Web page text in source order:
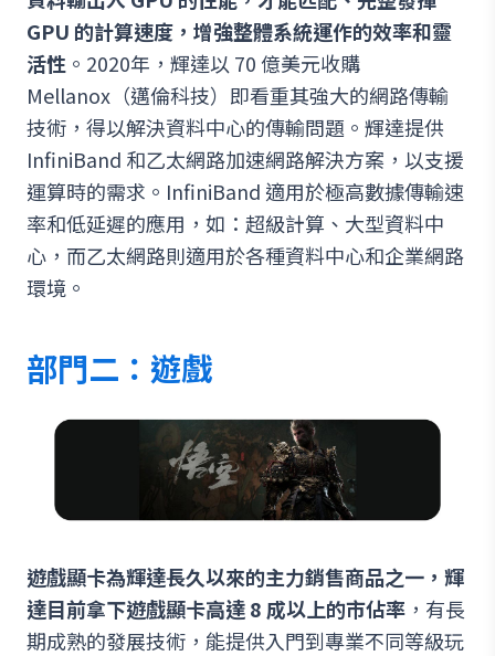
GPU 的計算速度，增強整體系統運作的效率和靈
活性 。2020年，輝達以 70 億美元收購
Mellanox（邁倫科技）即看重其強大的網路傳輸
技術，得以解決資料中心的傳輸問題。輝達提供
InfiniBand 和乙太網路加速網路解決方案，以支援
運算時的需求。InfiniBand 適用於極高數據傳輸速
率和低延遲的應用，如：超級計算、大型資料中
心，而乙太網路則適用於各種資料中心和企業網路
環境。
部門二：遊戲
遊戲顯卡為輝達長久以來的主力銷售商品之一，輝
達目前拿下遊戲顯卡高達 8 成以上的市佔率 ，有長
期成熟的發展技術，能提供入門到專業不同等級玩